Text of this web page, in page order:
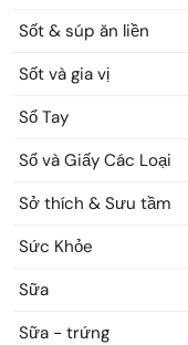
Sốt & súp ăn liền
Sốt và gia vị
Sổ Tay
Sổ và Giấy Các Loại
Sở thích & Sưu tầm
Sức Khỏe
Sữa
Sữa - trứng